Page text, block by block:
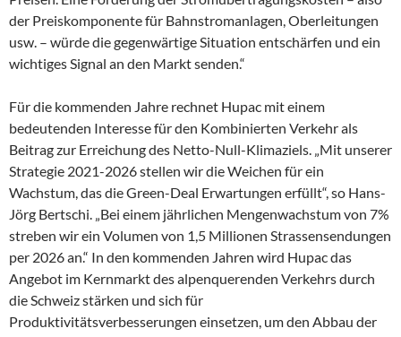
der Preiskomponente für Bahnstromanlagen, Oberleitungen
usw. – würde die gegenwärtige Situation entschärfen und ein
wichtiges Signal an den Markt senden.“
Für die kommenden Jahre rechnet Hupac mit einem
bedeutenden Interesse für den Kombinierten Verkehr als
Beitrag zur Erreichung des Netto-Null-Klimaziels. „Mit unserer
Strategie 2021-2026 stellen wir die Weichen für ein
Wachstum, das die Green-Deal Erwartungen erfüllt“, so Hans-
Jörg Bertschi. „Bei einem jährlichen Mengenwachstum von 7%
streben wir ein Volumen von 1,5 Millionen Strassensendungen
per 2026 an.“ In den kommenden Jahren wird Hupac das
Angebot im Kernmarkt des alpenquerenden Verkehrs durch
die Schweiz stärken und sich für
Produktivitätsverbesserungen einsetzen, um den Abbau der